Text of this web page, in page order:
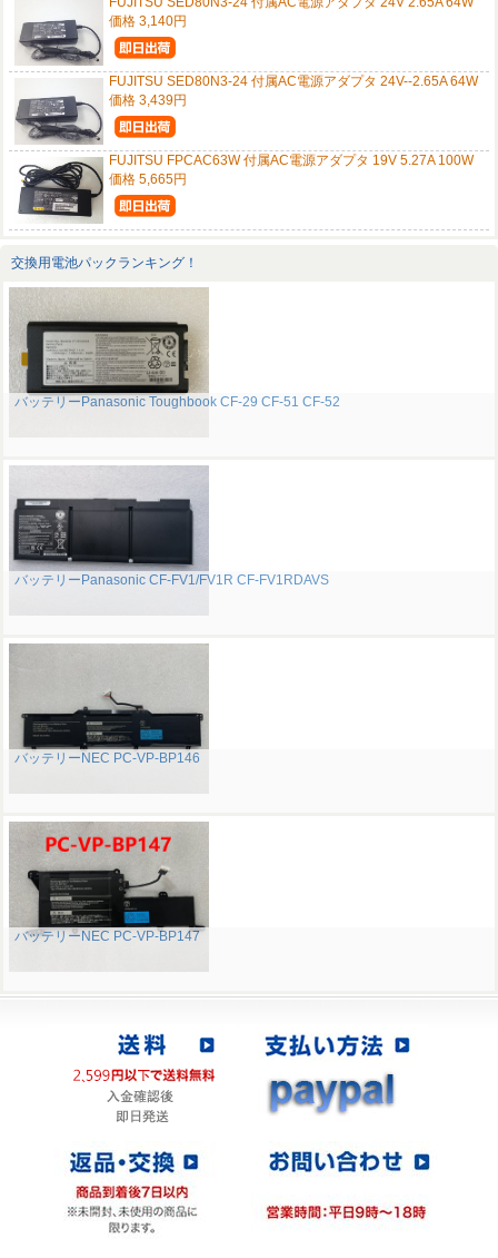
価格 3,140円
FUJITSU SED80N3-24 付属AC電源アダプタ 24V--2.65A 64W
価格 3,439円
FUJITSU FPCAC63W 付属AC電源アダプタ 19V 5.27A 100W
価格 5,665円
交換用電池パックランキング！
バッテリーPanasonic Toughbook CF-29 CF-51 CF-52
バッテリーPanasonic CF-FV1/FV1R CF-FV1RDAVS
バッテリーNEC PC-VP-BP146
バッテリーNEC PC-VP-BP147